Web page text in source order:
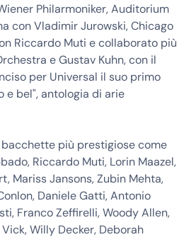
Philarmoniker, Auditorium
con Vladimir Jurowski, Chicago
Riccardo Muti e collaborato più
e Gustav Kuhn, con il
per Universal il suo primo
e bel", antologia di arie
più prestigiose come
Riccardo Muti, Lorin Maazel,
Mariss Jansons, Zubin Mehta,
Daniele Gatti, Antonio
Franco Zeffirelli, Woody Allen,
Willy Decker, Deborah